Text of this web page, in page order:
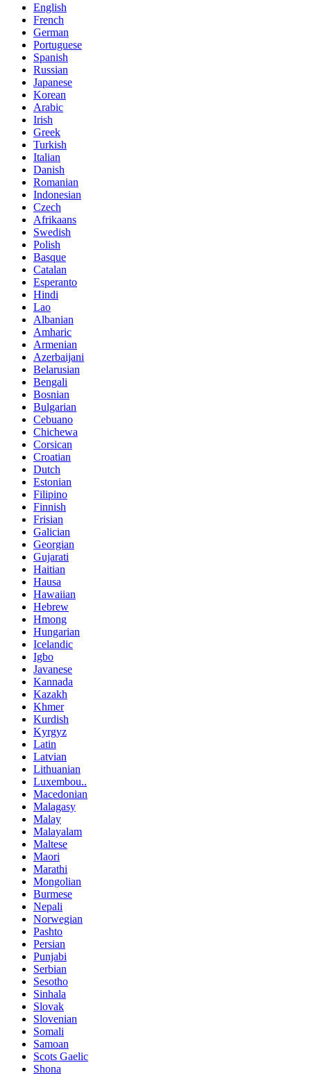
English
French
German
Portuguese
Spanish
Russian
Japanese
Korean
Arabic
Irish
Greek
Turkish
Italian
Danish
Romanian
Indonesian
Czech
Afrikaans
Swedish
Polish
Basque
Catalan
Esperanto
Hindi
Lao
Albanian
Amharic
Armenian
Azerbaijani
Belarusian
Bengali
Bosnian
Bulgarian
Cebuano
Chichewa
Corsican
Croatian
Dutch
Estonian
Filipino
Finnish
Frisian
Galician
Georgian
Gujarati
Haitian
Hausa
Hawaiian
Hebrew
Hmong
Hungarian
Icelandic
Igbo
Javanese
Kannada
Kazakh
Khmer
Kurdish
Kyrgyz
Latin
Latvian
Lithuanian
Luxembou..
Macedonian
Malagasy
Malay
Malayalam
Maltese
Maori
Marathi
Mongolian
Burmese
Nepali
Norwegian
Pashto
Persian
Punjabi
Serbian
Sesotho
Sinhala
Slovak
Slovenian
Somali
Samoan
Scots Gaelic
Shona